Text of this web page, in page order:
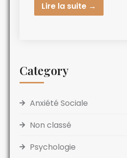
Lire la suite →
Category
Anxiété Sociale
Non classé
Psychologie